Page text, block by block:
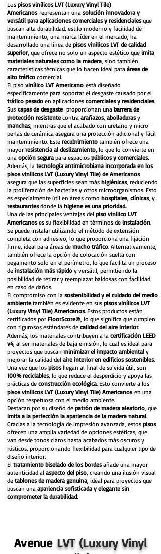
Los pisos vinílicos LVT (Luxury Vinyl Tile)
Americanos representan una solución innovadora y
versátil para aplicaciones comerciales y residencialesque
buscan alta durabilidad, estilo moderno y facilidad de
mantenimiento, una marca líder en el mercado, ha
desarrollado una línea de pisos vinílicos LVT de calidad
superior, que ofrece no solo un aspecto estético que imita
materiales naturales como la madera, sino también
características técnicas que lo hacen ideal para áreas de
alto tráfico comercial.
El piso vinílico LVT Americano está diseñado
específicamente para soportar el desgaste causado por el
tráfico pesado en aplicaciones comerciales y residenciales.
Sus capas de desgaste proporcionan una barrera de
protección resistentecontra arañazos, abolladurasy
manchas, mientras que el acabado con uretano y micro-
perlas de cerámica asegura una protección adicional y fácil
mantenimiento. Este recubrimiento también ofrece una
mayor resistencia al deslizamiento, lo que lo convierte en
una opción segura para espacios públicos y comerciales.
Además, la tecnología antimicrobiana incorporada en los
pisos vinílicos LVT (Luxury Vinyl Tile) de Americanos
asegura que las superficies sean más higiénicas, reduciendo
la proliferación de bacterias y otros microorganismos. Esto
es especialmente útil en áreas como hospitales, clínicas, y
restaurantesdonde la higiene es una prioridad.
Una de las principales ventajas del piso vinílico LVT
Americanoses su flexibilidad en términos de instalación.
Se puede instalar utilizando el método de extensión
completa con adhesivo, lo que proporciona una fijación
firme, ideal para áreas de mucho tráfico. Alternativamente,
también ofrece la opción de colocación suelta con
pegamento solo en el perímetro, lo que facilita un proceso
de instalación más rápido y versátil, permitiendo la
posibilidad de retirar y reemplazar baldosas con facilidad
en caso de daños.
El compromiso con la sostenibilidad y el cuidado del medio
ambientetambién es evidente en sus pisos vinílicos LVT
(Luxury Vinyl Tile) Americanos. Estos productos están
certificados por FloorScore®, lo que significa que cumplen
con rigurosos estándares de calidad del aire interior.
Además, los materiales contribuyen a la certificación LEED
v4, al ser materiales de baja emisión, lo cual es ideal para
proyectos que buscan minimizar el impacto ambiental y
mejorar la calidad del aire interior en edificios sostenibles.
Una vez que los pisosllegan al final de su vida útil, son
100% reciclables, lo que reduce el desperdicio y apoya las
prácticas de construcción ecológica. Esto convierte a los
pisos vinílicos LVT (Luxury Vinyl Tile) Americanosen una
opción respetuosa con el medio ambiente.
Destacan por su diseño de patrón de madera aleatorio, que
imita a la perfección la apariencia de la madera natural.
Gracias a la tecnología de impresión avanzada, estos pisos
ofrecen una amplia variedad de opciones estéticas, que
van desde tonos claros hasta acabados más oscuros y
rústicos, proporcionando flexibilidad para cualquier tipo de
diseño interior.
El tratamiento biselado de los bordesañade una mayor
autenticidad al aspecto del piso, creando una ilusión visual
de tablones de madera genuina, ideal para proyectos que
buscan una apariencia sofisticada y elegante sin
comprometer la durabilidad.
Avenue LVT (Luxury Vinyl